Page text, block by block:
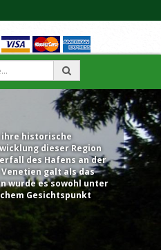
ihre historische
dieser Region
des Hafens an der
galt als das
wurde es sowohl unter
Gesichtspunkt